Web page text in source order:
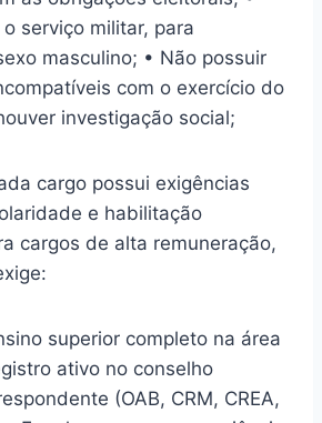
serviço militar, para
masculino; • Não possuir
com o exercício do
investigação social;
cargo possui exigências
e habilitação
cargos de alta remuneração,
superior completo na área
ativo no conselho
(OAB, CRM, CREA,